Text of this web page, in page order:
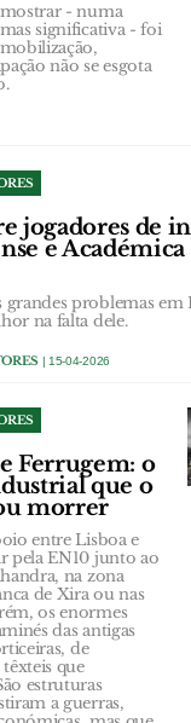
mostrar - numa
significativa - foi
não se esgota
jogadores de
e Académica
problemas em
na falta dele.
| 15-04-2026
Ferrugem: o
que o
morrer
entre Lisboa e
pela EN10 junto ao
na zona
de Xira ou nas
os enormes
das antigas
de
têxteis que
estruturas
a guerras,